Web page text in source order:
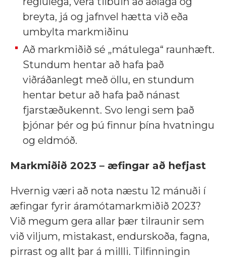
breyta, já og jafnvel hætta við eða
umbylta markmiðinu
Að markmiðið sé „mátulega“ raunhæft.
Stundum hentar að hafa það
viðráðanlegt með öllu, en stundum
hentar betur að hafa það nánast
fjarstæðukennt. Svo lengi sem það
þjónar þér og þú finnur þína hvatningu
og eldmóð.
Markmiðið 2023 – æfingar að hefjast
Hvernig væri að nota næstu 12 mánuði í
æfingar fyrir áramótamarkmiðið 2023?
Við megum gera allar þær tilraunir sem
við viljum, mistakast, endurskoða, fagna,
pirrast og allt þar á millli. Tilfinningin